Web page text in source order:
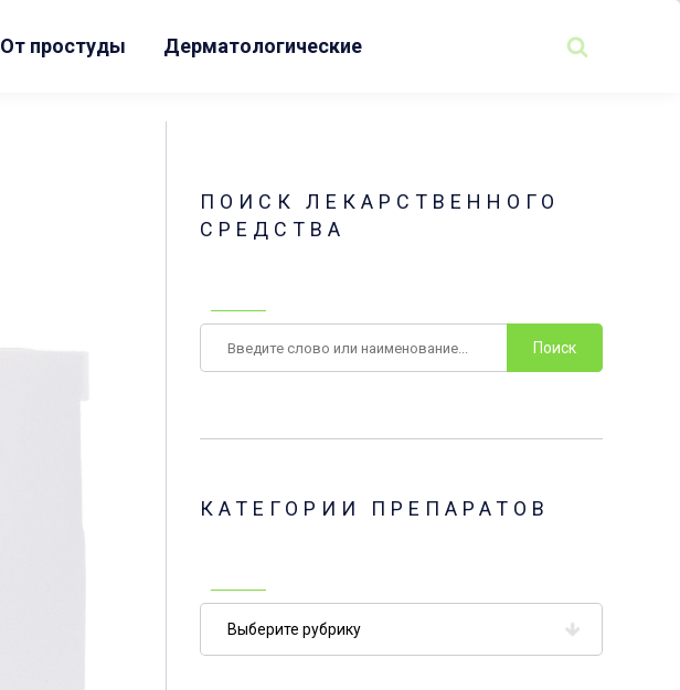
От простуды Дерматологические
ПОИСК ЛЕКАРСТВЕННОГО
СРЕДСТВА
КАТЕГОРИИ ПРЕПАРАТОВ
препаратов